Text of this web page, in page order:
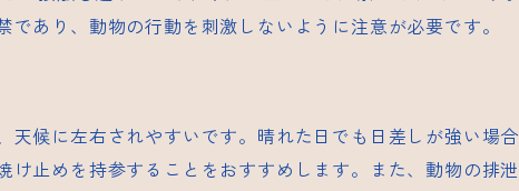
あり、動物の行動を刺激しないように注意が必要です。
天候に左右されやすいです。晴れた日でも日差しが強い場合
け止めを持参することをおすすめします。また、動物の排泄